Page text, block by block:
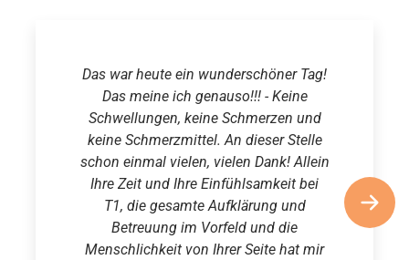
Das war heute ein wunderschöner Tag!
Das meine ich genauso!!! - Keine
Schwellungen, keine Schmerzen und
keine Schmerzmittel. An dieser Stelle
schon einmal vielen, vielen Dank! Allein
Ihre Zeit und Ihre Einfühlsamkeit bei
T1, die gesamte Aufklärung und
Betreuung im Vorfeld und die
Menschlichkeit von Ihrer Seite hat mir